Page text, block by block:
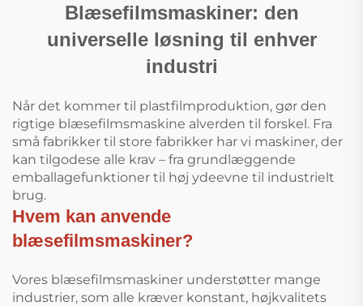
Blæsefilmsmaskiner: den
universelle løsning til enhver
industri
Når det kommer til plastfilmproduktion, gør den
rigtige blæsefilmsmaskine alverden til forskel. Fra
små fabrikker til store fabrikker har vi maskiner, der
kan tilgodese alle krav – fra grundlæggende
emballagefunktioner til høj ydeevne til industrielt
brug.
Hvem kan anvende
blæsefilmsmaskiner?
Vores blæsefilmsmaskiner understøtter mange
industrier, som alle kræver konstant, højkvalitets